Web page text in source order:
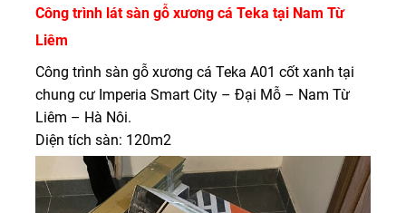
Công trình lát sàn gỗ xương cá Teka tại Nam Từ
Liêm
Công trình sàn gỗ xương cá Teka A01 cốt xanh tại
chung cư Imperia Smart City – Đại Mỗ – Nam Từ
Liêm – Hà Nôi.
Diện tích sàn: 120m2